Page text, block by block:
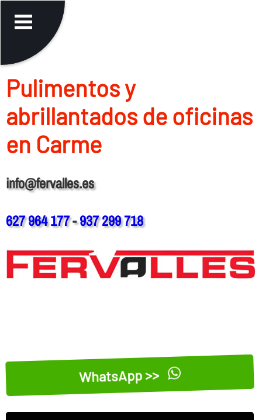
Pulimentos y
abrillantados de oficinas
en Carme
info@fervalles.es
627 964 177-937 299 718
WhatsApp >>